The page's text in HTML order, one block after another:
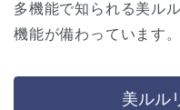
多機能で知られる美ル
機能が備わっています。
美ルル